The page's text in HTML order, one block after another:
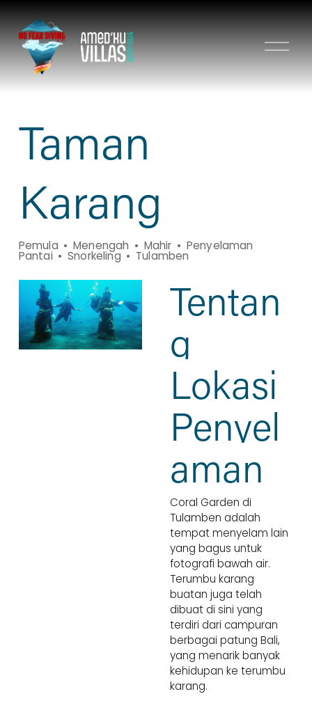
B
u
k
Taman
Karang
Pemula Menengah Mahir Penyelaman
Pantai Snorkeling Tulamben
Tentan
g
Lokasi
Penyel
aman
Coral Garden di
Tulamben adalah
tempat menyelam lain
yang bagus untuk
fotografi bawah air.
Terumbu karang
buatan juga telah
dibuat di sini yang
terdiri dari campuran
berbagai patung Bali,
yang menarik banyak
kehidupan ke terumbu
karang.